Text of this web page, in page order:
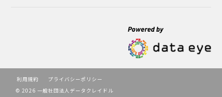
利用規約
プライバシーポリシー
© 2026 一般社団法人データクレイドル